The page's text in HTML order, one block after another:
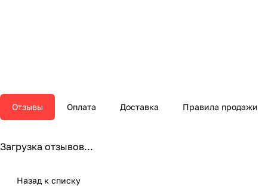
Отзывы Оплата Доставка Правила продажи
Загрузка отзывов...
Назад к списку